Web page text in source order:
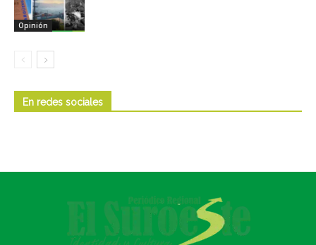
Opinión
En redes sociales